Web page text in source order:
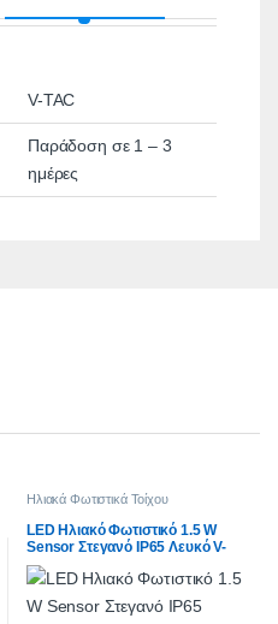
V-TAC
Παράδοση σε 1 – 3
ημέρες
Ηλιακά Φωτιστικά Τοίχου
LED Ηλιακό Φωτιστικό 1.5 W
Sensor Στεγανό IP65 Λευκό V-
TAC 8276